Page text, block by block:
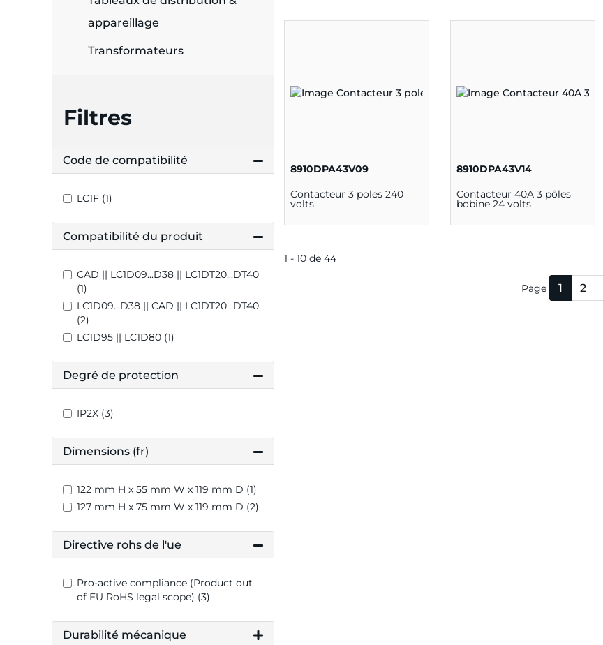
appareillage
Transformateurs
Filtres
Code de compatibilité
LC1F (1)
Compatibilité du produit
CAD || LC1D09...D38 || LC1DT20...DT40
(1)
LC1D09...D38 || CAD || LC1DT20...DT40
(2)
LC1D95 || LC1D80 (1)
Degré de protection
IP2X (3)
Dimensions (fr)
122 mm H x 55 mm W x 119 mm D (1)
127 mm H x 75 mm W x 119 mm D (2)
Directive rohs de l'ue
Pro-active compliance (Product out
of EU RoHS legal scope) (3)
Durabilité mécanique
8910DPA43V09
Contacteur 3 poles 240
volts
8910DPA43V14
Contacteur 40A 3 pôles
bobine 24 volts
1 - 10 de 44
Page 1 2